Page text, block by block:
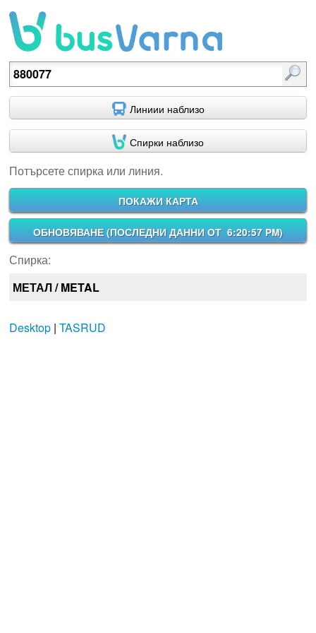
Потърсете спирка или линия.
Линиии наблизо
Спирки наблизо
Потърсете спирка или линия.
ПОКАЖИ КАРТА
ОБНОВЯВАНЕ (ПОСЛЕДНИ ДАННИ ОТ 6:20:57 PM)
Спирка:
МЕТАЛ / METAL
Desktop| TASRUD